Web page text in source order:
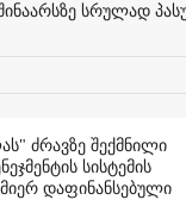
სრულად
ძრავზე შექმნილი
სისტემის
დაფინანსებული